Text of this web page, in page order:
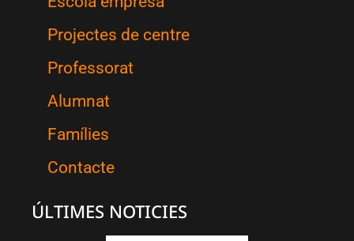
Projectes de centre
Professorat
Alumnat
Famílies
Contacte
ÚLTIMES NOTICIES